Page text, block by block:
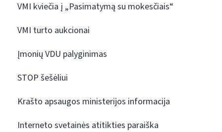
VMI kviečia į „Pasimatymą su mokesčiais“
VMI turto aukcionai
Įmonių VDU palyginimas
STOP šešėliui
Krašto apsaugos ministerijos informacija
Interneto svetainės atitikties paraiška